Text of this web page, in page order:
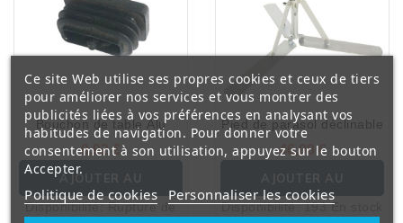
Bouchon de table Alu
0,92 €
AJOUTER AU
PANIER
Disponibilité:Rupture de
Pied de parasol déclinable
46,00 €
PANIER
Disponibilité:193 En stock
Ce site Web utilise ses propres cookies et ceux de tiers
pour améliorer nos services et vous montrer des
publicités liées à vos préférences en analysant vos
habitudes de navigation. Pour donner votre
consentement à son utilisation, appuyez sur le bouton
Accepter.
Politique de cookies Personnaliser les cookies